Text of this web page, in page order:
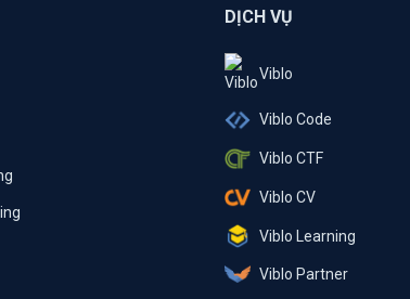
DỊCH VỤ
Viblo
Viblo Code
Viblo CTF
Viblo CV
Viblo Learning
Viblo Partner